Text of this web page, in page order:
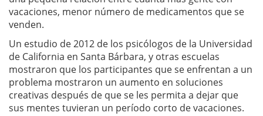
vacaciones, menor número de medicamentos que se
venden.
Un estudio de 2012 de los psicólogos de la Universidad
de California en Santa Bárbara, y otras escuelas
mostraron que los participantes que se enfrentan a un
problema mostraron un aumento en soluciones
creativas después de que se les permita a dejar que
sus mentes tuvieran un período corto de vacaciones.